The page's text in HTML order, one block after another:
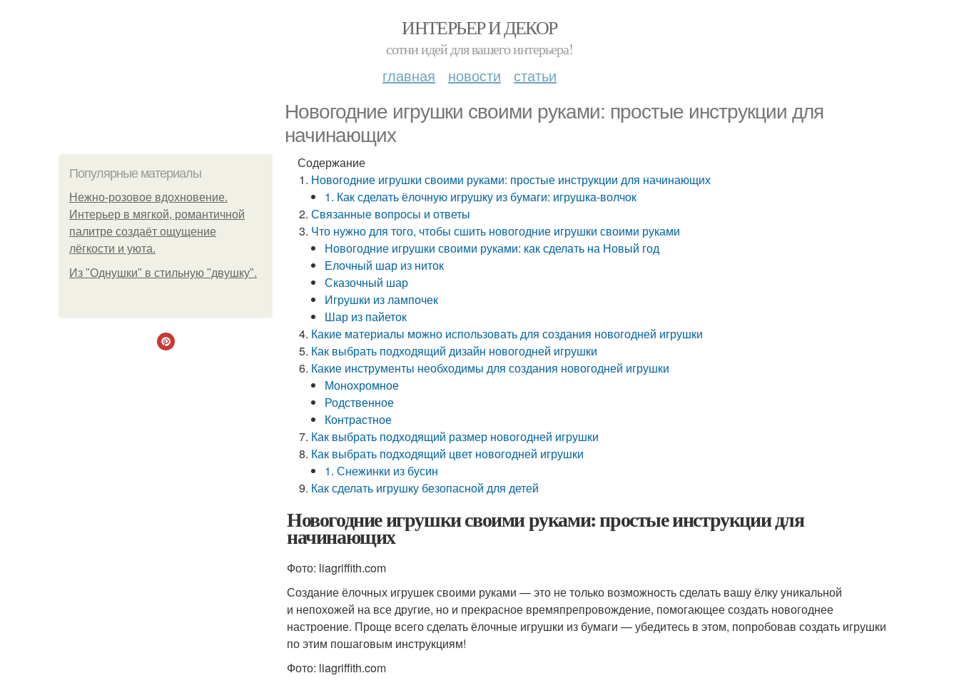
ИНТЕРЬЕР И ДЕКОР
сотни идей для вашего интерьера!
главная новости статьи
Новогодние игрушки своими руками: простые инструкции для
начинающих
Популярные материалы
Нежно-розовое вдохновение.
Интерьер в мягкой, романтичной
палитре создаёт ощущение
лёгкости и уюта.
Из "Однушки" в стильную "двушку".
Содержание
Новогодние игрушки своими руками: простые инструкции для начинающих
1. Как сделать ёлочную игрушку из бумаги: игрушка-волчок
Связанные вопросы и ответы
Что нужно для того, чтобы сшить новогодние игрушки своими руками
Новогодние игрушки своими руками: как сделать на Новый год
Елочный шар из ниток
Сказочный шар
Игрушки из лампочек
Шар из пайеток
Какие материалы можно использовать для создания новогодней игрушки
Как выбрать подходящий дизайн новогодней игрушки
Какие инструменты необходимы для создания новогодней игрушки
Монохромное
Родственное
Контрастное
Как выбрать подходящий размер новогодней игрушки
Как выбрать подходящий цвет новогодней игрушки
1. Снежинки из бусин
Как сделать игрушку безопасной для детей
Новогодние игрушки своими руками: простые инструкции для
начинающих
Фото: liagriffith.com
Создание ёлочных игрушек своими руками — это не только возможность сделать вашу ёлку уникальной
и непохожей на все другие, но и прекрасное времяпрепровождение, помогающее создать новогоднее
настроение. Проще всего сделать ёлочные игрушки из бумаги — убедитесь в этом, попробовав создать игрушки
по этим пошаговым инструкциям!
Фото: liagriffith.com